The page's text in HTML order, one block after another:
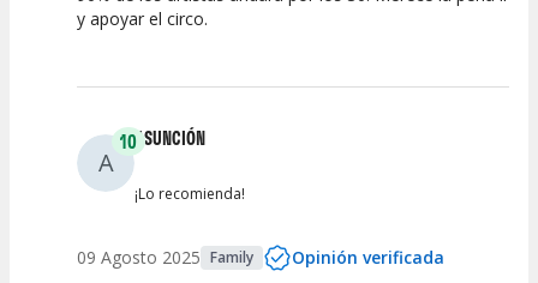
y apoyar el circo.
A
10ASUNCIÓN
¡Lo recomienda!
09 Agosto 2025 Family Opinión verificada